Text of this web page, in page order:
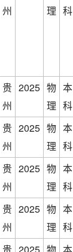
州
理 科
贵
州
2025 物
理
本
科
贵
州
2025 物
理
本
科
贵
州
2025 物
理
本
科
贵
州
2025 物
理
本
科